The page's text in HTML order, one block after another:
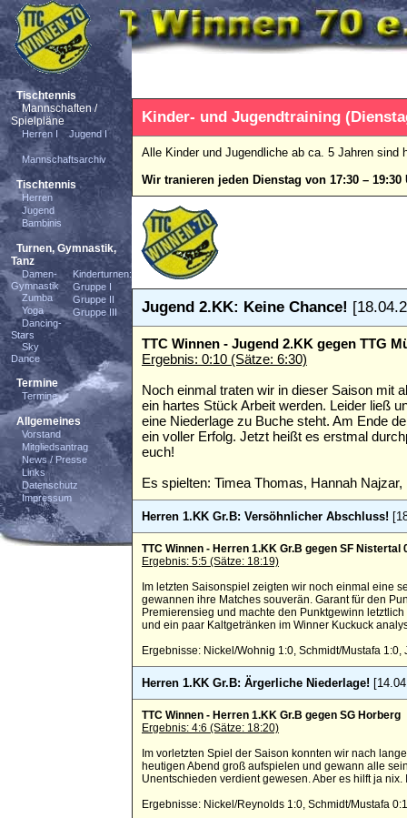
Tischtennis
Mannschaften /
Spielpläne
Herren I Jugend I
Mannschaftsarchiv
Tischtennis
Herren
Jugend
Bambinis
Turnen, Gymnastik,
Tanz
Damen-
Gymnastik
Zumba
Yoga
Dancing-
Stars
Sky
Dance
Kinderturnen:
Gruppe I
Gruppe II
Gruppe III
Termine
Termine
Allgemeines
Vorstand
Mitgliedsantrag
News / Presse
Links
Datenschutz
Impressum
Kinder- und Jugendtraining
Alle Kinder und Jugendliche ab ca. 5 Jahren sind
Wir tranieren jeden Dienstag von 17:30 –
Jugend 2.KK: Keine Chance!
TTC Winnen - Jugend 2.KK gegen TTG
Ergebnis: 0:10 (Sätze: 6:30)
Noch einmal traten wir in dieser Saison mit
ein hartes Stück Arbeit werden. Leider ließ
eine Niederlage zu Buche steht. Am Ende
ein voller Erfolg. Jetzt heißt es erstmal
euch!
Es spielten: Timea Thomas, Hannah
Herren 1.KK Gr.B: Versöhnlicher Abschluss!
TTC Winnen - Herren 1.KK Gr.B gegen SF Nistertal
Ergebnis: 5:5 (Sätze: 18:19)
Im letzten Saisonspiel zeigten wir noch einmal eine
gewannen ihre Matches souverän. Garant für den
Premierensieg und machte den Punktgewinn
und ein paar Kaltgetränken im Winner Kuckuck
Ergebnisse: Nickel/Wohnig 1:0, Schmidt/Mustafa
Herren 1.KK Gr.B: Ärgerliche Niederlage!
TTC Winnen - Herren 1.KK Gr.B gegen SG Horberg
Ergebnis: 4:6 (Sätze: 18:20)
Im vorletzten Spiel der Saison konnten wir nach
heutigen Abend groß aufspielen und gewann alle
Unentschieden verdient gewesen. Aber es hilft ja
Ergebnisse: Nickel/Reynolds 1:0, Schmidt/Mustafa